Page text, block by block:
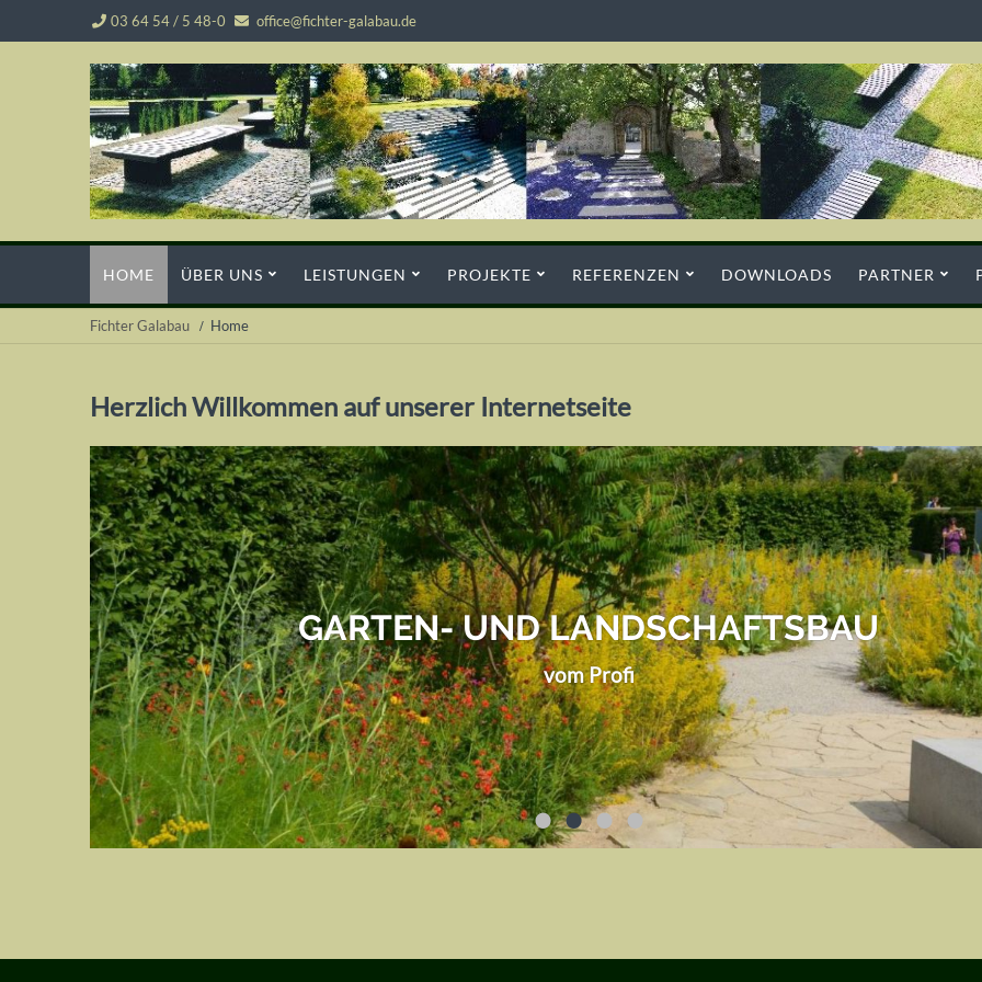
03 64 54 / 5 48-0 office@fichter-galabau.de
überspringen
HOME ÜBER UNS LEISTUNGEN PROJEKTE REFERENZEN DOWNLOADS PARTNER
Fichter Galabau Home
Herzlich Willkommen auf unserer Internetseite
GARTEN- UND LANDSCHAFTSBAU
vom Profi
••••